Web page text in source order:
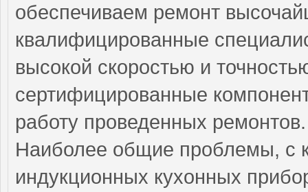
обеспечиваем ремонт
квалифицированные
высокой скоростью и
сертифицированные
работу проведенных ремонтов.
Наиболее общие проблемы, с
индукционных кухонных